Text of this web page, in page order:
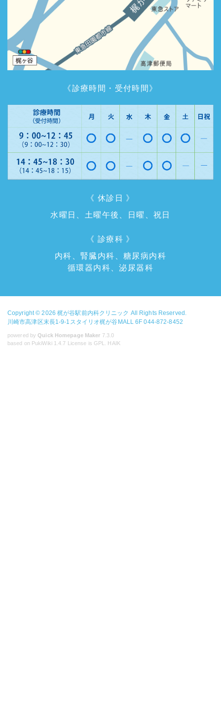
《診療時間・受付時間》
《 休診日 》
水曜日、土曜午後、日曜、祝日
《 診療科 》
内科、腎臓内科、糖尿病内科
循環器内科、泌尿器科
Copyright © 2026梶が谷駅前内科クリニック All Rights Reserved.
川崎市高津区末長1-9-1スタイリオ梶が谷MALL 6F 044-872-8452
powered byQuick Homepage Maker 7.3.0
based on PukiWiki 1.4.7 License is GPL. HAIK